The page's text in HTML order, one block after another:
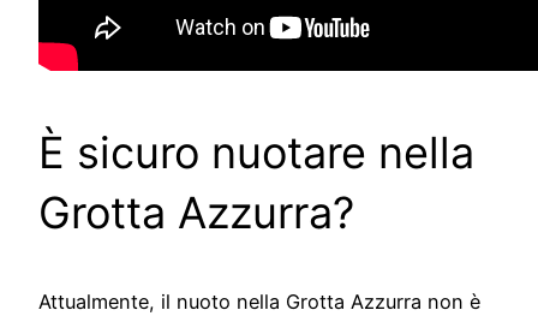
È sicuro nuotare nella
Grotta Azzurra?
Attualmente, il nuoto nella Grotta Azzurra non è